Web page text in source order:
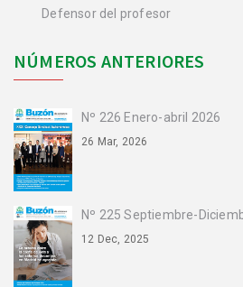
Defensor del profesor
NÚMEROS ANTERIORES
Nº 226 Enero-abril 2026
26 Mar, 2026
Nº 225 Septiembre-
12 Dec, 2025